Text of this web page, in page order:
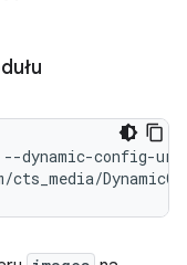
--dynamic-config-url